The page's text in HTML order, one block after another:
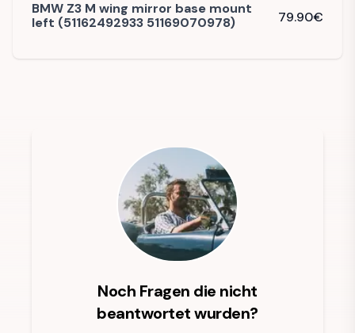
BMW Z3 M wing mirror base mount
left (51162492933 51169070978)
79.90€
Noch Fragen die nicht
beantwortet wurden?